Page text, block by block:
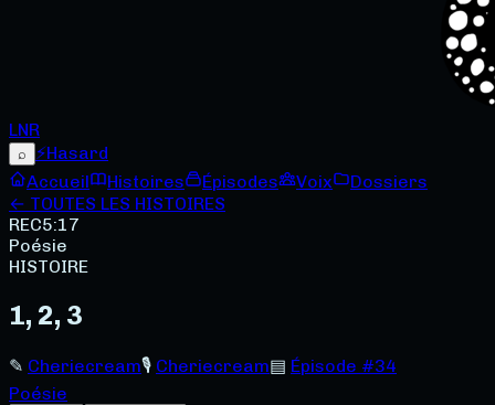
LNR
⌕ ⚡Hasard
Accueil
Histoires Épisodes Voix
Dossiers
← TOUTES LES HISTOIRES
REC5:17
Poésie
HISTOIRE
1, 2, 3
✎ Cheriecream🎙 Cheriecream▤ Épisode #34
Poésie